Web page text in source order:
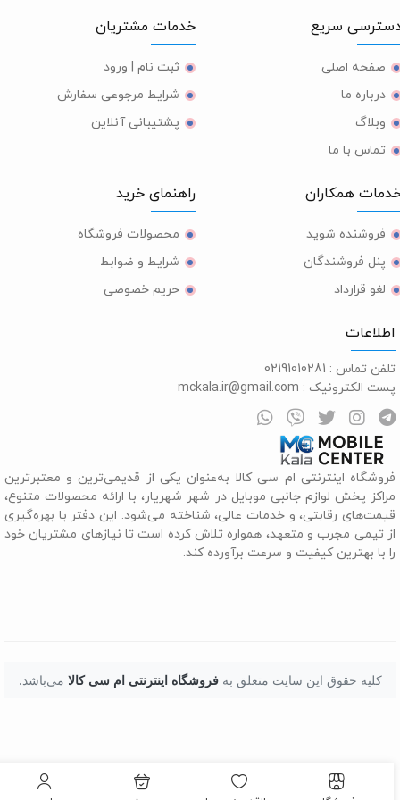
سریع
صفحه اصلی
درباره ما
وبلاگ
تماس با ما
خدمات مشتریان
ثبت نام | ورود
شرایط مرجوعی سفارش
پشتیبانی آنلاین
همکاران
فروشنده شوید
پنل فروشندگان
لغو قرارداد
راهنمای خرید
محصولات فروشگاه
شرایط و ضوابط
حریم خصوصی
تماس : 02191010281
الکترونیک : mckala.ir@gmail.com
اینترنتی ام سی کالا به‌عنوان یکی از قدیمی‌ترین و معتبرترین
پخش لوازم جانبی موبایل در شهر شهریار، با ارائه محصولات متنوع،
رقابتی، و خدمات عالی، شناخته می‌شود. این دفتر با بهره‌گیری
تیمی مجرب و متعهد، همواره تلاش کرده است تا نیازهای مشتریان خود
با بهترین کیفیت و سرعت برآورده کند.
کلیه حقوق این سایت متعلق بهفروشگاه اینترنتی ام سی کالامی‌باشد.